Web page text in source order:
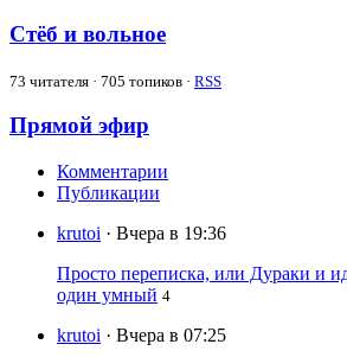
Стёб и вольное
73 читателя · 705 топиков · RSS
Прямой эфир
Комментарии
Публикации
krutoi · Вчера в 19:36
Просто переписка, или Дураки и
один умный 4
krutoi · Вчера в 07:25